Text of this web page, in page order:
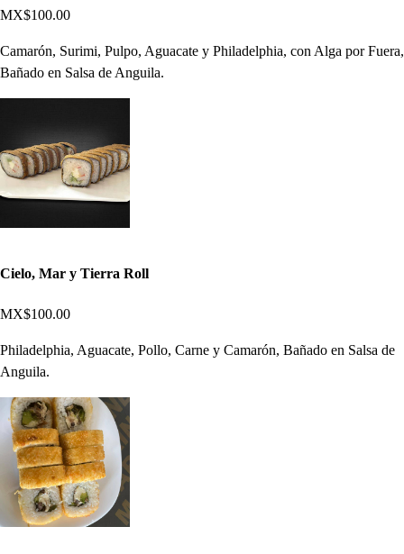
MX$100.00
Camarón, Surimi, Pulpo, Aguacate y Philadelphia, con Alga por Fuera,
Bañado en Salsa de Anguila.
Cielo, Mar y Tierra Roll
MX$100.00
Philadelphia, Aguacate, Pollo, Carne y Camarón, Bañado en Salsa de
Anguila.